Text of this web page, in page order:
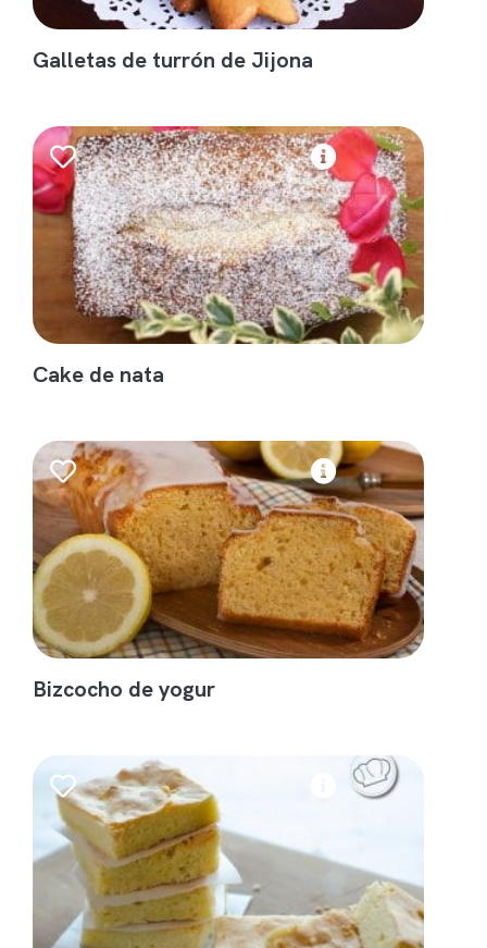
Galletas de turrón de Jijona
Cake de nata
Bizcocho de yogur